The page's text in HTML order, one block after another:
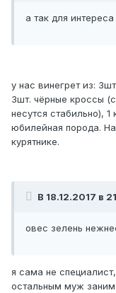
а так для
у нас винегрет из:
3шт. чёрные кроссы
несутся стабильно), 1
юбилейная порода.
курятнике.
В 18.12.2017 в
овес зелень
я сама не
остальным муж